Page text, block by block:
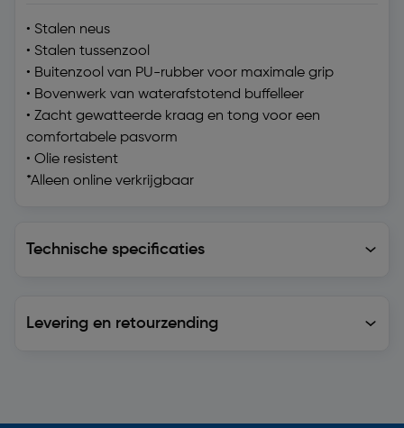
• Stalen neus
• Stalen tussenzool
• Buitenzool van PU-rubber voor maximale grip
• Bovenwerk van waterafstotend buffelleer
• Zacht gewatteerde kraag en tong voor een
comfortabele pasvorm
• Olie resistent
*Alleen online verkrijgbaar
Technische specificaties
Levering en retourzending